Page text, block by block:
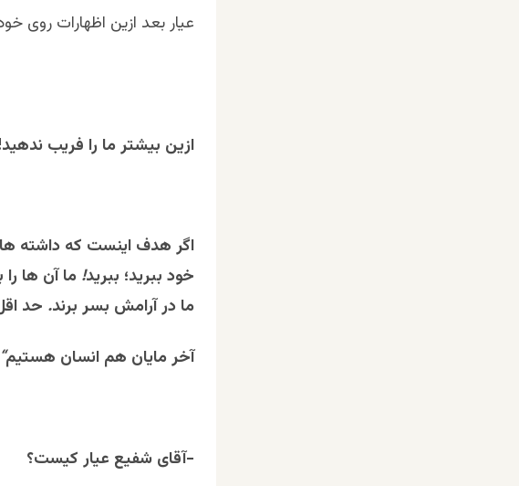
عیار بعد ازین اظهارات روی
ازین بیشترما را فریب
اگر هدف اینست که داشته
خود ببرید؛ ببرید! ما آن ها را
ما درآرامش بسر برند. حد
آخرمایان هم انسان هستیم
-آقای شفیع عیار کیست؟